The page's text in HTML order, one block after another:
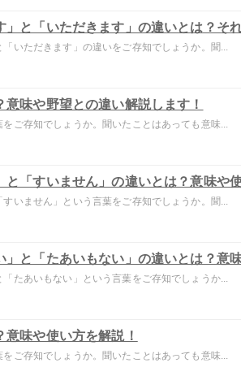
」と「いただきます」の違いとは？そ
「いただきます」の違いをご存知でしょうか。聞...
意味や野望との違い解説します！
をご存知でしょうか。聞いたことはあっても意味...
と「すいません」の違いとは？意味や
すいません」という言葉をご存知でしょうか。聞...
」と「たあいもない」の違いとは？意
「たあいもない」という言葉をご存知でしょうか...
意味や使い方を解説！
をご存知でしょうか。聞いたことはあっても意味...